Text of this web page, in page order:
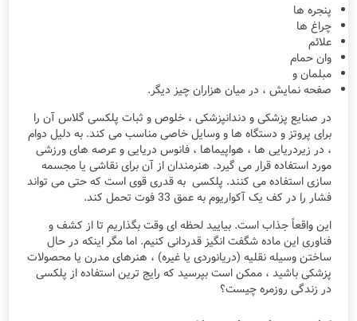
پنجره ها
چراغ ها
علائم
وان حمام
مبلمان و
صفحه نمایش ، در میان هزاران چیز دیگر.
در صنایع پزشکی و دندانپزشکی ، خلوص و ثبات پلکسی گلاس آن را
برای پروتز و دستگاه ها و وسایل خاصی مناسب می کند. به دلیل دوام
، در زیردریایی ها ، هواپیماها ، فانوس دریایی و عرصه های ورزشی
مورد استفاده قرار می گیرد. هنرمندان از آن برای نقاشی یا مجسمه
سازی استفاده می کنند. پلکسی به قدری قوی است که حتی می تواند
فشار را در کف یک آکواریوم به عمق 33 فوت تحمل کند.
این واقعاً جذاب است. بیایید لحظه ای وقت بگذاریم تا از کشف و
فناوری این ماده شگفت انگیز قدردانی کنیم. اما مگر اینکه در حال
ساختن وسیله نقلیه (دریانوردی یا غیره) ، هنرهای مدرن یا محصولات
پزشکی باشید ، ممکن است بپرسید که رایج ترین استفاده از پلکسی
در زندگی روزمره چیست؟